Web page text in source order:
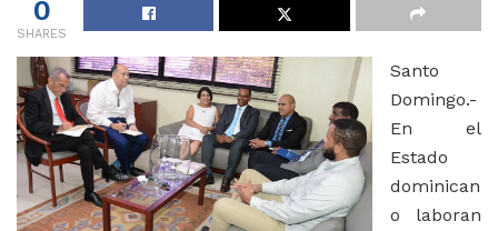
0
SHARES
Santo
Domingo.-
En el
Estado
dominican
o laboran